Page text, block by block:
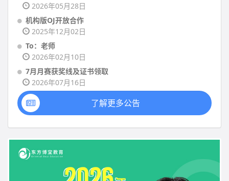
2026年05月28日
机构版OJ开放合作
2025年12月02日
To：老师
2026年02月10日
7月月赛获奖线及证书领取
2026年07月16日
了解更多公告